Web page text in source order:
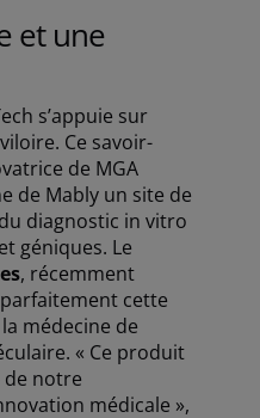
et une
s’appuie sur
Ce savoir-
de MGA
de Mably un site de
diagnostic in vitro
géniques. Le
, récemment
parfaitement cette
médecine de
« Ce produit
de notre
médicale »,